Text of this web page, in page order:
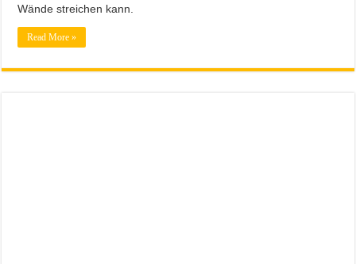
Wände streichen kann.
Read More »